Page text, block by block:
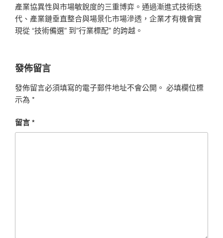
產業協異性與市場敏銳度的三重博弈。通過漸進式技術迭
代、產業鏈垂直整合與場景化市場滲透，企業才有機會實
現從 “技術備選” 到”行業標配” 的跨越。
發佈留言
發佈留言必須填寫的電子郵件地址不會公開。 必填欄位標
示為 *
留言*